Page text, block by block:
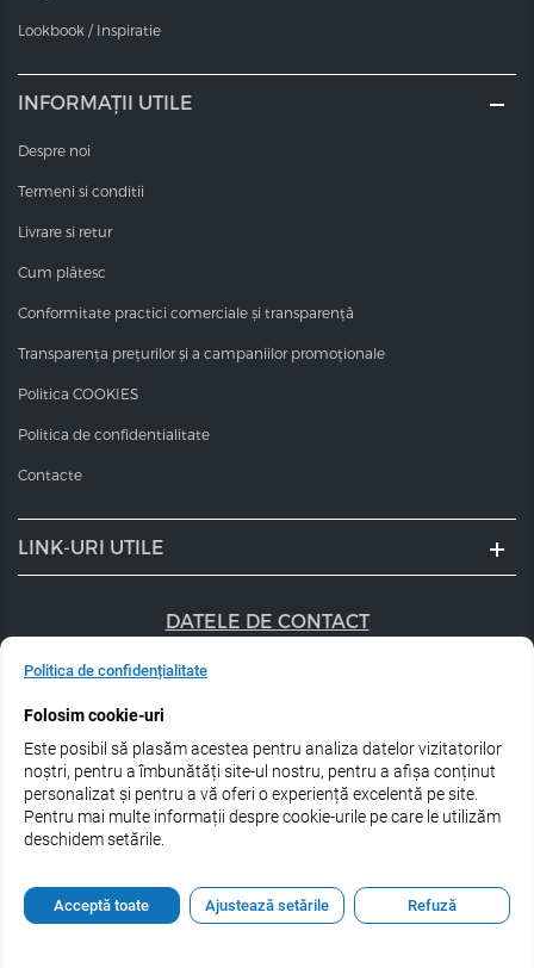
Lookbook / Inspiratie
INFORMAȚII UTILE
Despre noi
Termeni si conditii
Livrare si retur
Cum plătesc
Conformitate practici comerciale și transparență
Transparența prețurilor și a campaniilor promoționale
Politica COOKIES
Politica de confidentialitate
Contacte
LINK-URI UTILE
DATELE DE CONTACT
+40 747 056 359
Urmărește-ne pe rețele de socializare:
Politica de confidențialitate
Folosim cookie-uri
Este posibil să plasăm acestea pentru analiza datelor vizitatorilor
noștri, pentru a îmbunătăți site-ul nostru, pentru a afișa conținut
personalizat și pentru a vă oferi o experiență excelentă pe site.
Pentru mai multe informații despre cookie-urile pe care le utilizăm
deschidem setările.
Acceptă toate Ajustează setările Refuză